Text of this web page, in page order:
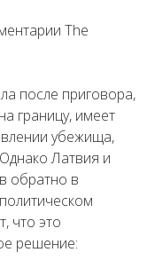
The
после приговора,
границу, имеет
убежища,
Латвия и
обратно в
что это
решение: